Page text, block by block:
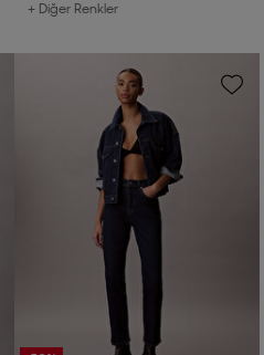
+ Diğer Renkler